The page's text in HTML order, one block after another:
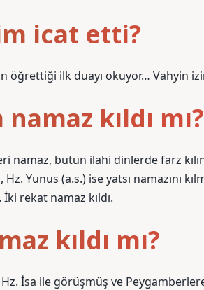
icat etti?
öğrettiği ilk duayı okuyor… Vahyin
kıldı mı?
namaz, bütün ilahi dinlerde farz
Hz. Yunus (a.s.) ise yatsı namazını
rekat namaz kıldı.
kıldı mı?
İsa ile görüşmüş ve